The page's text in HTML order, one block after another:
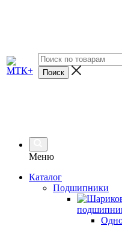
Меню
Каталог
Подшипники